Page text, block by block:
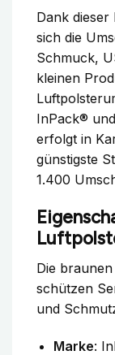
Dank
sich die
Schmuck,
kleinen
InPack®
erfolgt in
günstigste
1.400
Die
schützen
und
Marke: